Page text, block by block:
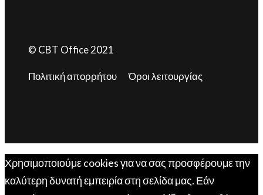
© CBT Office 2021
Πολιτική απορρήτου Όροι λειτουργίας
Χρησιμοποιούμε cookies για να σας προσφέρουμε την
καλύτερη δυνατή εμπειρία στη σελίδα μας. Εάν